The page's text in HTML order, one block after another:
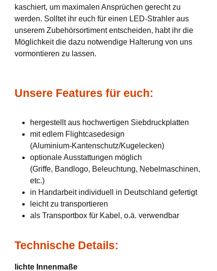
kaschiert, um maximalen Ansprüchen gerecht zu
werden. Solltet ihr euch für einen LED-Strahler aus
unserem Zubehörsortiment entscheiden, habt ihr die
Möglichkeit die dazu notwendige Halterung von uns
vormontieren zu lassen.
Unsere Features für euch:
hergestellt aus hochwertigen Siebdruckplatten
mit edlem Flightcasedesign
(Aluminium-Kantenschutz/Kugelecken)
optionale Ausstattungen möglich
(Griffe, Bandlogo, Beleuchtung, Nebelmaschinen,
etc.)
in Handarbeit individuell in Deutschland gefertigt
leicht zu transportieren
als Transportbox für Kabel, o.ä. verwendbar
Technische Details:
lichte Innenmaße